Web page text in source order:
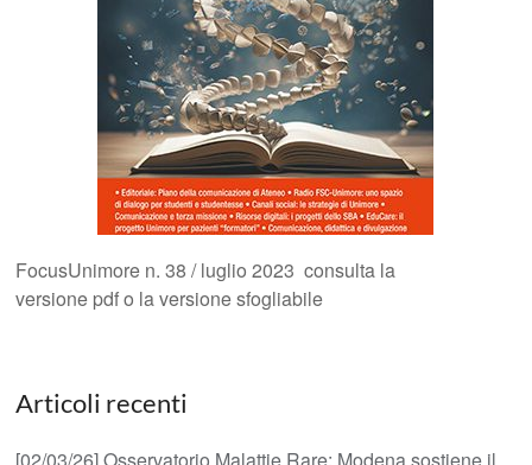
FocusUnimore n. 38 / luglio 2023 consulta la
versione pdf o la versione sfogliabile
Articoli recenti